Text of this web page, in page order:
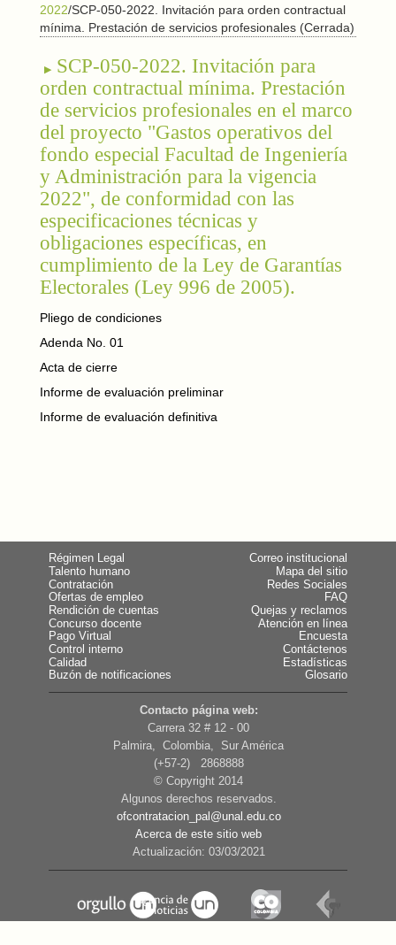
2022/SCP-050-2022. Invitación para orden contractual
mínima. Prestación de servicios profesionales (Cerrada)
SCP-050-2022. Invitación para
orden contractual mínima. Prestación
de servicios profesionales en el marco
del proyecto "Gastos operativos del
fondo especial Facultad de Ingeniería
y Administración para la vigencia
2022", de conformidad con las
especificaciones técnicas y
obligaciones específicas, en
cumplimiento de la Ley de Garantías
Electorales (Ley 996 de 2005).
Pliego de condiciones
Adenda No. 01
Acta de cierre
Informe de evaluación preliminar
Informe de evaluación definitiva
Régimen Legal
Talento humano
Contratación
Ofertas de empleo
Rendición de cuentas
Concurso docente
Pago Virtual
Control interno
Calidad
Buzón de notificaciones
Correo institucional
Mapa del sitio
Redes Sociales
FAQ
Quejas y reclamos
Atención en línea
Encuesta
Contáctenos
Estadísticas
Glosario
Contacto página web:
Carrera 32 # 12 - 00
Palmira, Colombia, Sur América
(+57-2) 2868888
© Copyright 2014
Algunos derechos reservados.
ofcontratacion_pal@unal.edu.co
Acerca de este sitio web
Actualización: 03/03/2021